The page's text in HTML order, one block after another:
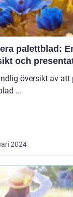
palettblad:
och
översikt av att
palettblad ...
2024